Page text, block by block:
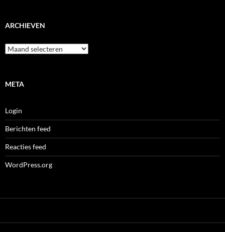
ARCHIEVEN
Archieven
META
Login
Berichten feed
Reacties feed
WordPress.org